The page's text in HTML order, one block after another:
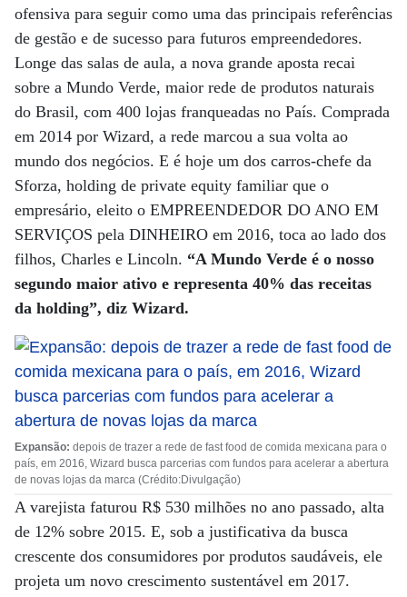
ofensiva para seguir como uma das principais referências
de gestão e de sucesso para futuros empreendedores.
Longe das salas de aula, a nova grande aposta recai
sobre a Mundo Verde, maior rede de produtos naturais
do Brasil, com 400 lojas franqueadas no País. Comprada
em 2014 por Wizard, a rede marcou a sua volta ao
mundo dos negócios. E é hoje um dos carros-chefe da
Sforza, holding de private equity familiar que o
empresário, eleito o EMPREENDEDOR DO ANO EM
SERVIÇOS pela DINHEIRO em 2016, toca ao lado dos
filhos, Charles e Lincoln. “A Mundo Verde é o nosso
segundo maior ativo e representa 40% das receitas
da holding”, diz Wizard.
Expansão: depois de trazer a rede de fast food de comida mexicana para o
país, em 2016, Wizard busca parcerias com fundos para acelerar a abertura
de novas lojas da marca (Crédito:Divulgação)
A varejista faturou R$ 530 milhões no ano passado, alta
de 12% sobre 2015. E, sob a justificativa da busca
crescente dos consumidores por produtos saudáveis, ele
projeta um novo crescimento sustentável em 2017.